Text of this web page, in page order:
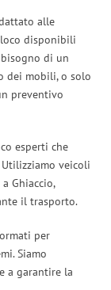
alle
disponibili
di un
dei mobili, o solo
preventivo
esperti che
veicoli
Ghiaccio,
il trasporto.
per
Siamo
a garantire la